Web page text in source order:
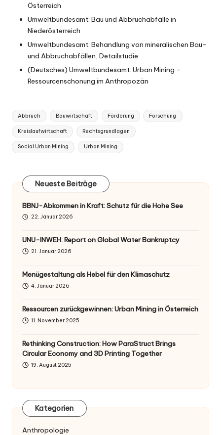
Österreich
Umweltbundesamt: Bau und Abbruchabfälle in
Niederösterreich
Umweltbundesamt: Behandlung von mineralischen Bau-
und Abbruchabfällen, Detailstudie
(Deutsches) Umweltbundesamt: Urban Mining –
Ressourcenschonung im Anthropozän
Tags:
Abbruch Bauwirtschaft Förderung Forschung
Kreislaufwirtschaft Rechtsgrundlagen
Social Urban Mining Urban Mining
Neueste Beiträge
BBNJ-Abkommen in Kraft: Schutz für die Hohe See
22. Januar 2026
UNU-INWEH: Report on Global Water Bankruptcy
21. Januar 2026
Menügestaltung als Hebel für den Klimaschutz
4. Januar 2026
Ressourcen zurückgewinnen: Urban Mining in Österreich
11. November 2025
Rethinking Construction: How ParaStruct Brings
Circular Economy and 3D Printing Together
19. August 2025
Kategorien
Anthropologie